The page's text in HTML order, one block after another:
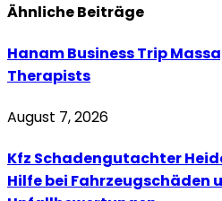
ÄhnlicheBeiträge
Hanam Business Trip
Therapists
August 7, 2026
Kfz Schadengutachter
Hilfe bei Fahrzeugschäden